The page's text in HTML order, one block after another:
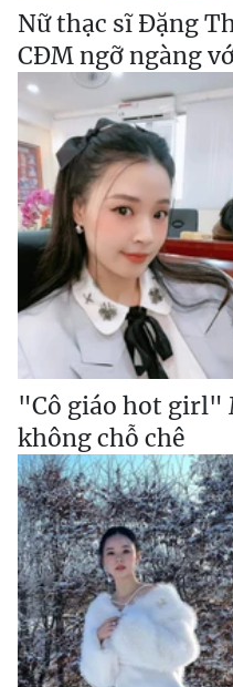
Nữ thạc sĩ Đặng
CĐM ngỡ ngàng
"Cô giáo hot girl"
không chỗ chê